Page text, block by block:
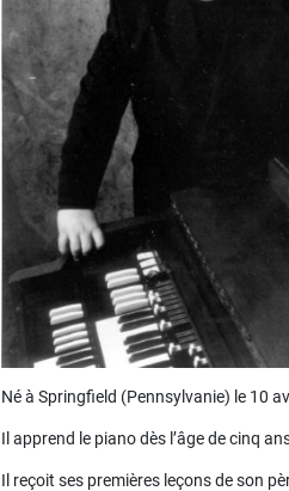
Né à Springfield (Pennsylvanie) le 10
Il apprend le piano dès l’âge de cinq
Il reçoit ses premières leçons de son